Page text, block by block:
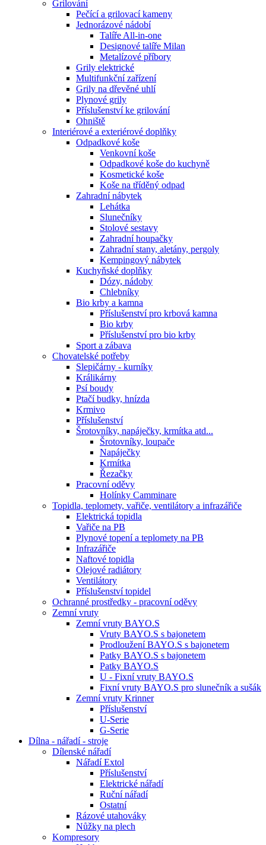
Grilování
Pečící a grilovací kameny
Jednorázové nádobí
Talíře All-in-one
Designové talíře Milan
Metalízové příbory
Grily elektrické
Multifunkční zařízení
Grily na dřevěné uhlí
Plynové grily
Příslušenství ke grilování
Ohniště
Interiérové a exteriérové doplňky
Odpadkové koše
Venkovní koše
Odpadkové koše do kuchyně
Kosmetické koše
Koše na tříděný odpad
Zahradní nábytek
Lehátka
Slunečníky
Stolové sestavy
Zahradní houpačky
Zahradní stany, aletány, pergoly
Kempingový nábytek
Kuchyňské doplňky
Dózy, nádoby
Chlebníky
Bio krby a kamna
Příslušenství pro krbová kamna
Bio krby
Příslušenství pro bio krby
Sport a zábava
Chovatelské potřeby
Slepičárny - kurníky
Králikárny
Psí boudy
Ptačí budky, hnízda
Krmivo
Příslušenství
Šrotovníky, napáječky, krmítka atd...
Šrotovníky, loupače
Napáječky
Krmítka
Řezačky
Pracovní oděvy
Holínky Camminare
Topidla, teplomety, vařiče, ventilátory a infrazářiče
Elektrická topidla
Vařiče na PB
Plynové topení a teplomety na PB
Infrazářiče
Naftové topidla
Olejové radiátory
Ventilátory
Příslušenství topidel
Ochranné prostředky - pracovní oděvy
Zemní vruty
Zemní vruty BAYO.S
Vruty BAYO.S s bajonetem
Prodloužení BAYO.S s bajonetem
Patky BAYO.S s bajonetem
Patky BAYO.S
U - Fixní vruty BAYO.S
Fixní vruty BAYO.S pro slunečník a sušák
Zemní vruty Krinner
Příslušenství
U-Serie
G-Serie
Dílna - nářadí - stroje
Dílenské nářadí
Nářadí Extol
Příslušenství
Elektrické nářadí
Ruční nářadí
Ostatní
Rázové utahováky
Nůžky na plech
Kompresory